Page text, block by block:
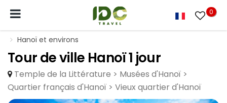
0
Hanoï et environs
Tour de ville Hanoï 1 jour
Temple de la Littérature > Musées d'Hanoï >
Quartier français d'Hanoï > Vieux quartier d'Hanoï